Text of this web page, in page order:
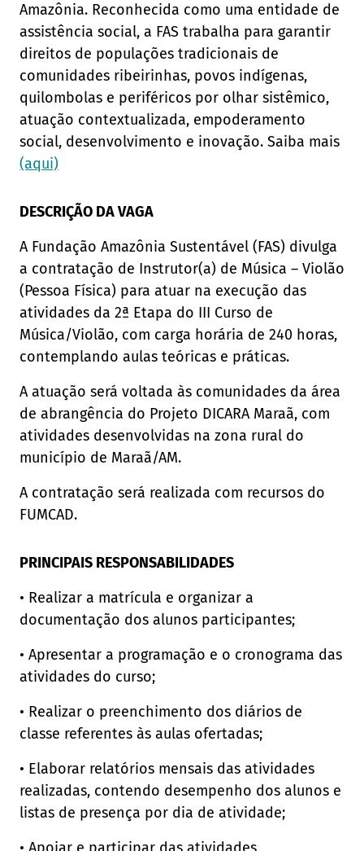
Amazônia. Reconhecida como uma entidade de
assistência social, a FAS trabalha para garantir
direitos de populações tradicionais de
comunidades ribeirinhas, povos indígenas,
quilombolas e periféricos por olhar sistêmico,
atuação contextualizada, empoderamento
social, desenvolvimento e inovação. Saiba mais
(aqui)
DESCRIÇÃO DA VAGA
A Fundação Amazônia Sustentável (FAS) divulga
a contratação de Instrutor(a) de Música – Violão
(Pessoa Física) para atuar na execução das
atividades da 2ª Etapa do III Curso de
Música/Violão, com carga horária de 240 horas,
contemplando aulas teóricas e práticas.
A atuação será voltada às comunidades da área
de abrangência do Projeto DICARA Maraã, com
atividades desenvolvidas na zona rural do
município de Maraã/AM.
A contratação será realizada com recursos do
FUMCAD.
PRINCIPAIS RESPONSABILIDADES
• Realizar a matrícula e organizar a
documentação dos alunos participantes;
• Apresentar a programação e o cronograma das
atividades do curso;
• Realizar o preenchimento dos diários de
classe referentes às aulas ofertadas;
• Elaborar relatórios mensais das atividades
realizadas, contendo desempenho dos alunos e
listas de presença por dia de atividade;